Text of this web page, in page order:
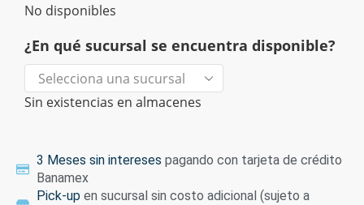
No disponibles
¿En qué sucursal se encuentra disponible?
Sin existencias en almacenes
3 Meses sin intereses pagando con tarjeta de crédito
Banamex
Pick-up en sucursal sin costo adicional (sujeto a